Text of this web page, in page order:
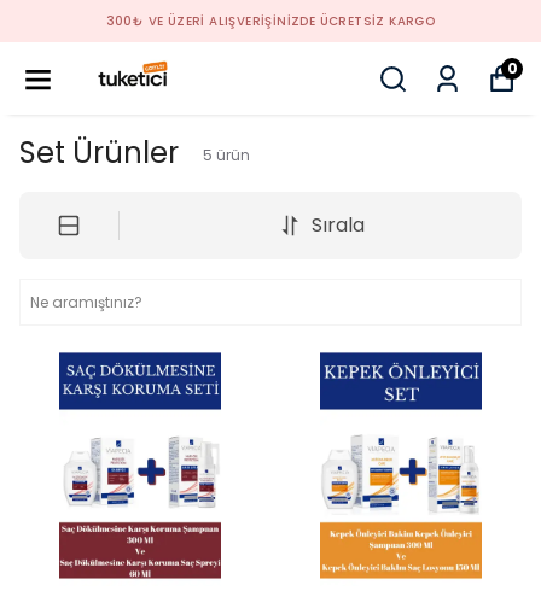
300₺ VE ÜZERİ ALIŞVERİŞİNİZDE ÜCRETSİZ KARGO
0
Set Ürünler 5 ürün
Sırala